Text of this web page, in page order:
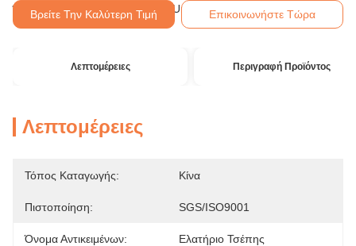
Όροι Πληρωμής: T/T, Western Union, MoneyGram
Βρείτε Την Καλύτερη Τιμή Επικοινωνήστε Τώρα
Λεπτομέρειες Περιγραφή Προϊόντος
Λεπτομέρειες
Τόπος Καταγωγής: Κίνα
Πιστοποίηση: SGS/ISO9001
Όνομα Αντικειμένων: Ελατήριο Τσέπης